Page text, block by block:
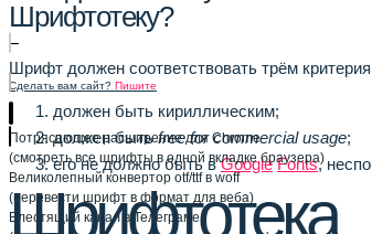
Шрифтотеку?
–
Шрифт должен соответствовать трём
должен быть кириллическим;
должен бытьfree for commercial usage;
его не должно быть вGoogle Fonts,
Потрясающее расширение для Chrome
(смотреть все шрифты в одной вкладке браузера)
Великолепный конвертор otf/ttf в woff
(перевести шрифт в формат для веба)
Блестящий канал в Телеграме
Сделать вам сайт? Пишите
Шрифтотека